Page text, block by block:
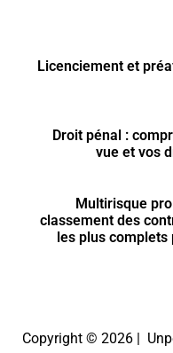
Licenciement et
Droit pénal :
vue et vos
Multirisque
classement des
les plus
Copyright © 2026 |